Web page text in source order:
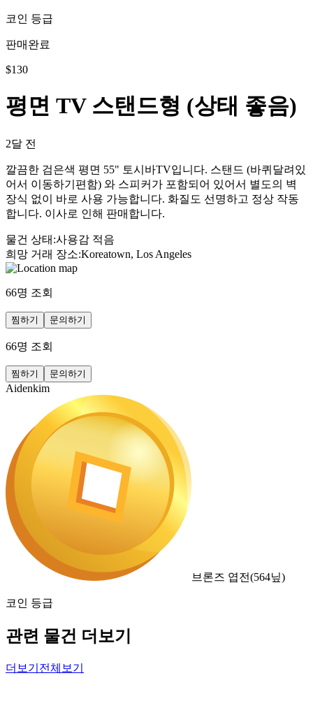
코인 등급
판매완료
$130
평면 TV 스탠드형 (상태 좋음)
2달 전
깔끔한 검은색 평면 55" 토시바TV입니다. 스탠드 (바퀴달려있
어서 이동하기편함) 와 스피커가 포함되어 있어서 별도의 벽
장식 없이 바로 사용 가능합니다. 화질도 선명하고 정상 작동
합니다. 이사로 인해 판매합니다.
물건 상태 :사용감 적음
희망 거래 장소:Koreatown, Los Angeles
66명 조회
찜하기 문의하기
66명 조회
찜하기 문의하기
Aidenkim
브론즈 엽전(564닢)
코인 등급
관련 물건 더보기
더보기 전체보기